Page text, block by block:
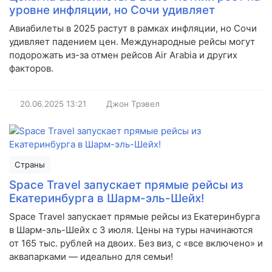
уровне инфляции, но Сочи удивляет
Авиабилеты в 2025 растут в рамках инфляции, но Сочи
удивляет падением цен. Международные рейсы могут
подорожать из-за отмен рейсов Air Arabia и других
факторов.
20.06.2025 13:21 Джон Трэвел
Страны
Space Travel запускает прямые рейсы из
Екатеринбурга в Шарм-эль-Шейх!
Space Travel запускает прямые рейсы из Екатеринбурга
в Шарм-эль-Шейх с 3 июля. Цены на туры начинаются
от 165 тыс. рублей на двоих. Без виз, с «все включено» и
аквапарками — идеально для семьи!